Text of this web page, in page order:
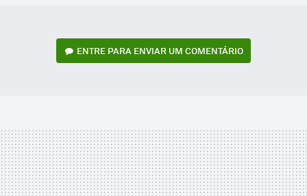
ENTRE PARA ENVIAR UM COMENTÁRIO